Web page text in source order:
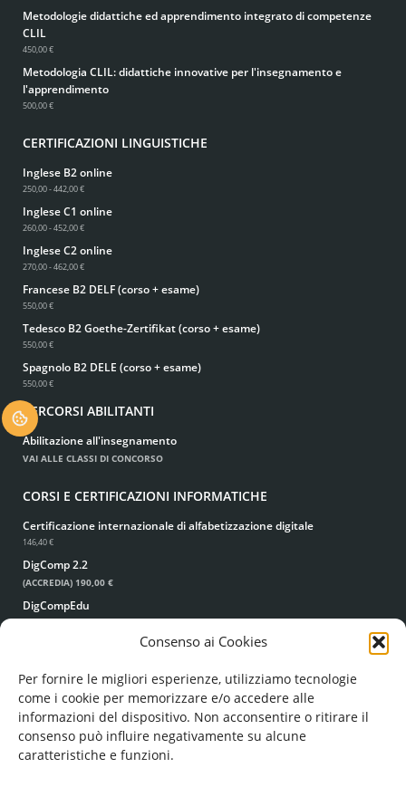
Consenso ai Cookies
Per fornire le migliori esperienze, utilizziamo tecnologie
come i cookie per memorizzare e/o accedere alle
informazioni del dispositivo. Non acconsentire o ritirare il
consenso può influire negativamente su alcune
caratteristiche e funzioni.
Metodologie didattiche ed apprendimento integrato di competenze
CLIL
450,00 €
Metodologia CLIL: didattiche innovative per l'insegnamento e
l'apprendimento
500,00 €
CERTIFICAZIONI LINGUISTICHE
Inglese B2 online
250,00 - 442,00 €
Inglese C1 online
260,00 - 452,00 €
Inglese C2 online
270,00 - 462,00 €
Francese B2 DELF (corso + esame)
550,00 €
Tedesco B2 Goethe-Zertifikat (corso + esame)
550,00 €
Spagnolo B2 DELE (corso + esame)
550,00 €
PERCORSI ABILITANTI
Abilitazione all'insegnamento
VAI ALLE CLASSI DI CONCORSO
CORSI E CERTIFICAZIONI INFORMATICHE
Certificazione internazionale di alfabetizzazione digitale
146,40 €
DigComp 2.2
(ACCREDIA) 190,00 €
DigCompEdu
(ACCREDIA)190,00 €
.